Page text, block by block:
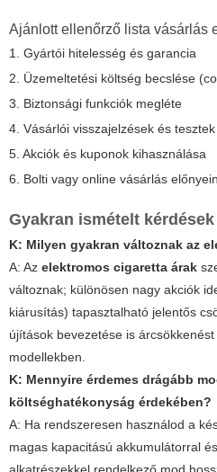
Ajánlott ellenőrző lista vásárlás
1. Gyártói hitelesség és garancia
2. Üzemeltetési költség becslése
3. Biztonsági funkciók megléte
4. Vásárlói visszajelzések és tesztek
5. Akciók és kuponok kihasználása
6. Bolti vagy online vásárlás
Gyakran ismételt kérdések
K: Milyen gyakran változnak az
A: Az elektromos cigaretta árak
változnak; különösen nagy akciók
kiárusítás) tapasztalható jelentős
újítások bevezetése is
modellekben.
K: Mennyire érdemes drágább
költséghatékonyság érdekében?
A: Ha rendszeresen használod a
magas kapacitású akkumulátorral
alkatrészekkel rendelkező mod